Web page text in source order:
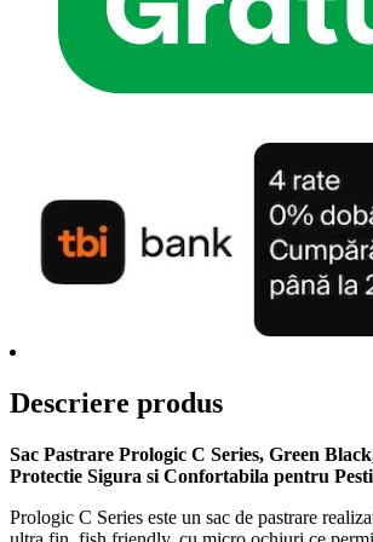
Descriere produs
Sac Pastrare Prologic C Series, Green
Protectie Sigura si Confortabila pentru Pesti
Prologic C Series este un sac de pastrare